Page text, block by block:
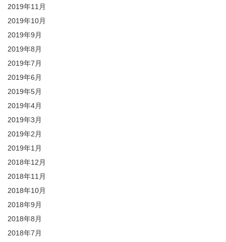
2019年11月
2019年10月
2019年9月
2019年8月
2019年7月
2019年6月
2019年5月
2019年4月
2019年3月
2019年2月
2019年1月
2018年12月
2018年11月
2018年10月
2018年9月
2018年8月
2018年7月